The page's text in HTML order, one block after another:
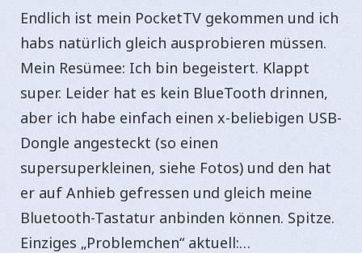
Endlich ist mein PocketTV gekommen und ich
habs natürlich gleich ausprobieren müssen.
Mein Resümee: Ich bin begeistert. Klappt
super. Leider hat es kein BlueTooth drinnen,
aber ich habe einfach einen x-beliebigen USB-
Dongle angesteckt (so einen
supersuperkleinen, siehe Fotos) und den hat
er auf Anhieb gefressen und gleich meine
Bluetooth-Tastatur anbinden können. Spitze.
Einziges „Problemchen“ aktuell:…